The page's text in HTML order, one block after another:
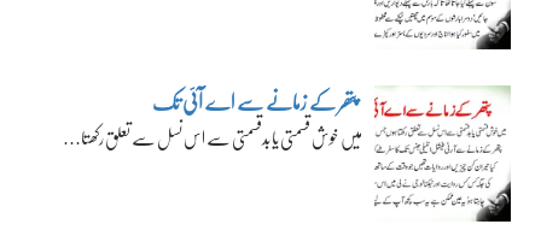
پتھر کے زمانے سے اے آئی تک
میں خوش قسمتی یا بدقسمتی سے اس نسل سے تعلق رکھتا…